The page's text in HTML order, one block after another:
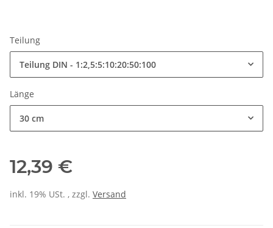
Teilung
Teilung DIN - 1:2,5:5:10:20:50:100
Länge
30 cm
12,39 €
inkl. 19% USt. , zzgl. Versand